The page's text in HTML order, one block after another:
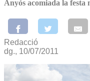
Anyós acomiada la festa
Redacció
dg., 10/07/2011